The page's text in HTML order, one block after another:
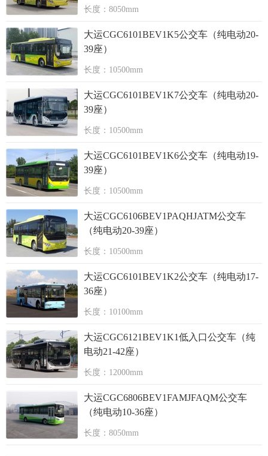
长度：8050mm
大运CGC6101BEV1K5公交车（纯电动20-
39座）
长度：10500mm
大运CGC6101BEV1K7公交车（纯电动20-
39座）
长度：10500mm
大运CGC6101BEV1K6公交车（纯电动19-
39座）
长度：10500mm
大运CGC6106BEV1PAQHJATM公交车
（纯电动20-39座）
长度：10500mm
大运CGC6101BEV1K2公交车（纯电动17-
36座）
长度：10100mm
大运CGC6121BEV1K1低入口公交车（纯
电动21-42座）
长度：12000mm
大运CGC6806BEV1FAMJFAQM公交车
（纯电动10-36座）
长度：8050mm